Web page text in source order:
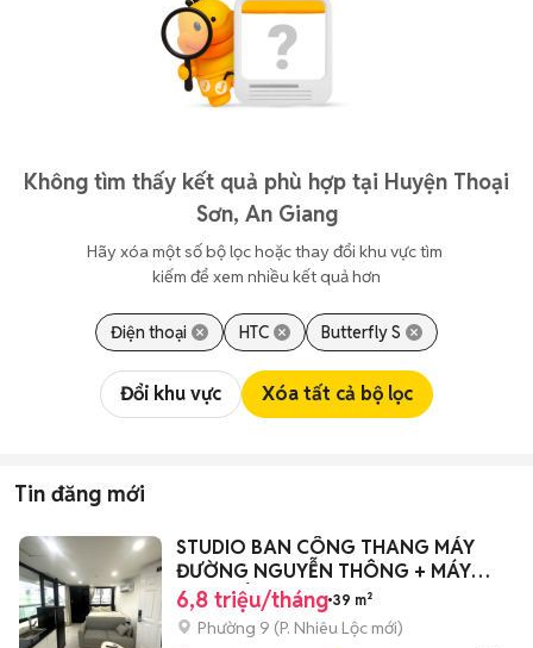
Không tìm thấy kết quả phù hợp tại Huyện Thoại
Sơn, An Giang
Hãy xóa một số bộ lọc hoặc thay đổi khu vực tìm
kiếm để xem nhiều kết quả hơn
Điện thoại HTC Butterfly S
Đổi khu vực Xóa tất cả bộ lọc
Tin đăng mới
STUDIO BAN CÔNG THANG MÁY
ĐƯỜNG NGUYỄN THÔNG + MÁY
GIẶT RIÊNG
6,8 triệu/tháng 39 m²
Phường 9 (P. Nhiêu Lộc mới)